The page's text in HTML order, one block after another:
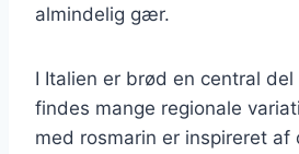
almindelig gær.
I Italien er brød en central
findes mange regionale
med rosmarin er inspireret af